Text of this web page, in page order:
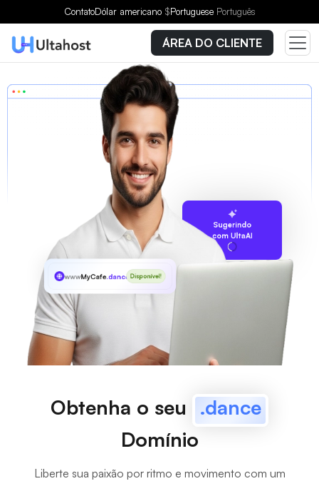
ContatoDólar americano $Portuguese Português
ÁREA DO CLIENTE
Sugerindo
com UltaAI
wwwMyCafe.dance Disponível!
Obtenha o seu
.dance
Domínio
Liberte sua paixão por ritmo e movimento com um